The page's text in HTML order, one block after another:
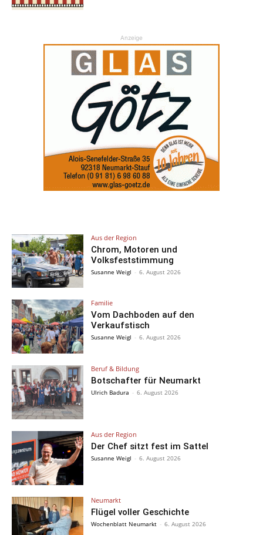
Anzeige
Aus der Region
Chrom, Motoren und
Volksfeststimmung
Susanne Weigl - 6. August 2026
Familie
Vom Dachboden auf den
Verkaufstisch
Susanne Weigl - 6. August 2026
Beruf & Bildung
Botschafter für Neumarkt
Ulrich Badura - 6. August 2026
Aus der Region
Der Chef sitzt fest im Sattel
Susanne Weigl - 6. August 2026
Neumarkt
Flügel voller Geschichte
Wochenblatt Neumarkt - 6. August 2026